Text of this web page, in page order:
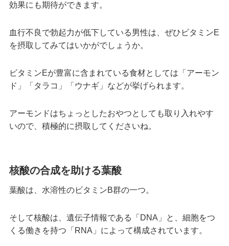
効果にも期待ができます。
血行不良で勃起力が低下している男性は、ぜひビタミンE
を摂取してみてはいかがでしょうか。
ビタミンEが豊富に含まれている食材としては「アーモン
ド」「タラコ」「ウナギ」などが挙げられます。
アーモンドはちょっとしたおやつとしても取り入れやす
いので、積極的に摂取してくださいね。
核酸の合成を助ける葉酸
葉酸は、水溶性のビタミンB群の一つ。
そして核酸は、遺伝子情報である「DNA」と、細胞をつ
くる働きを持つ「RNA」によって構成されています。